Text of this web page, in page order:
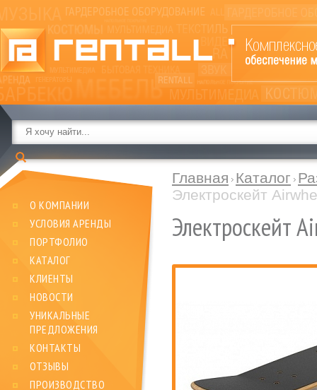
О КОМПАНИИ
УСЛОВИЯ АРЕНДЫ
ПОРТФОЛИО
КАТАЛОГ
КЛИЕНТЫ
НОВОСТИ
УНИКАЛЬНЫЕ
ПРЕДЛОЖЕНИЯ
КОНТАКТЫ
ОТЗЫВЫ
ПРОИЗВОДСТВО
Главная Каталог
Электроскейт
Электроскейт